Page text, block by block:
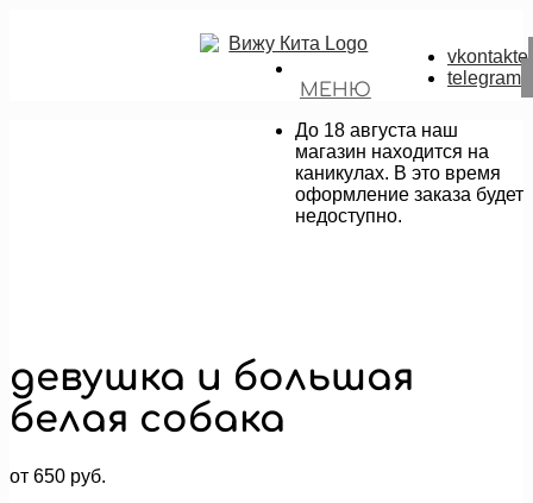
vkontakte
telegram
МЕНЮ
До 18 августа наш
магазин находится на
каникулах. В это время
оформление заказа будет
недоступно.
девушка и большая
белая собака
от 650 руб.